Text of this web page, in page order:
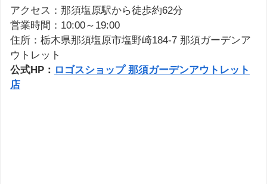
アクセス：那須塩原駅から徒歩約62分
営業時間：10:00～19:00
住所：栃木県那須塩原市塩野崎184-7 那須ガーデンア
ウトレット
公式HP： ロゴスショップ 那須ガーデンアウトレット
店